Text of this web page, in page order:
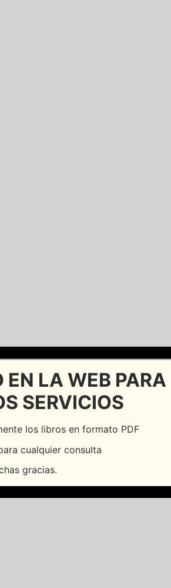
LA WEB PARA
SERVICIOS
los libros en formato PDF
cualquier consulta
gracias.